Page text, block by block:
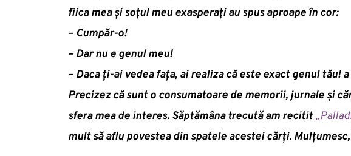
fiica mea și soțul meu exasperați au spus aproape în cor:
– Cumpăr-o!
– Dar nu e genul meu!
– Daca ți-ai vedea fața, ai realiza că este exact genul tău!
Precizez că sunt o consumatoare de memorii, jurnale și
sfera mea de interes. Săptămâna trecută am recitit
mult să aflu povestea din spatele acestei cărți.